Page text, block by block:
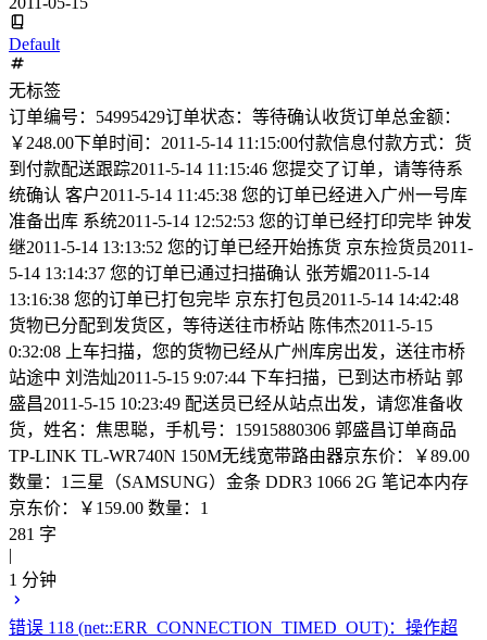
Default
无标签
订单编号：54995429订单状态：等待确认收货订单总金额：
￥248.00下单时间：2011-5-14 11:15:00付款信息付款方式：货
到付款配送跟踪2011-5-14 11:15:46 您提交了订单，请等待系
统确认 客户2011-5-14 11:45:38 您的订单已经进入广州一号库
准备出库 系统2011-5-14 12:52:53 您的订单已经打印完毕 钟发
继2011-5-14 13:13:52 您的订单已经开始拣货 京东捡货员2011-
5-14 13:14:37 您的订单已通过扫描确认 张芳媚2011-5-14
13:16:38 您的订单已打包完毕 京东打包员2011-5-14 14:42:48
货物已分配到发货区，等待送往市桥站 陈伟杰2011-5-15
0:32:08 上车扫描，您的货物已经从广州库房出发，送往市桥
站途中 刘浩灿2011-5-15 9:07:44 下车扫描，已到达市桥站 郭
盛昌2011-5-15 10:23:49 配送员已经从站点出发，请您准备收
货，姓名：焦思聪，手机号：15915880306 郭盛昌订单商品
TP-LINK TL-WR740N 150M无线宽带路由器京东价：￥89.00
数量：1三星（SAMSUNG）金条 DDR3 1066 2G 笔记本内存
京东价：￥159.00 数量：1
281 字
|
1 分钟
错误 118 (net::ERR_CONNECTION_TIMED_OUT)：操作超